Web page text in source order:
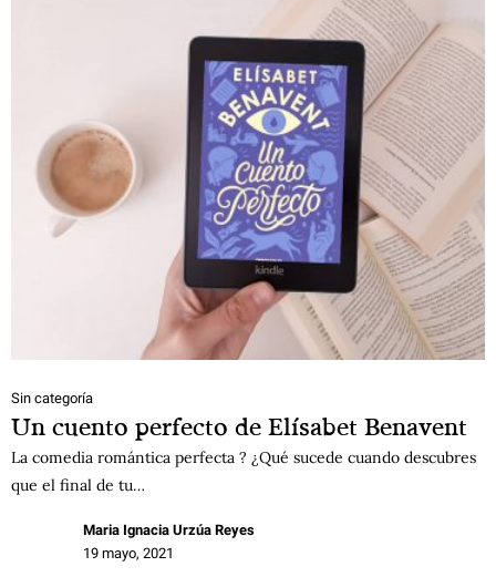
Sin categoría
Un cuento perfecto de Elísabet Benavent
La comedia romántica perfecta ? ¿Qué sucede cuando descubres
que el final de tu…
Maria Ignacia Urzúa Reyes
19 mayo, 2021